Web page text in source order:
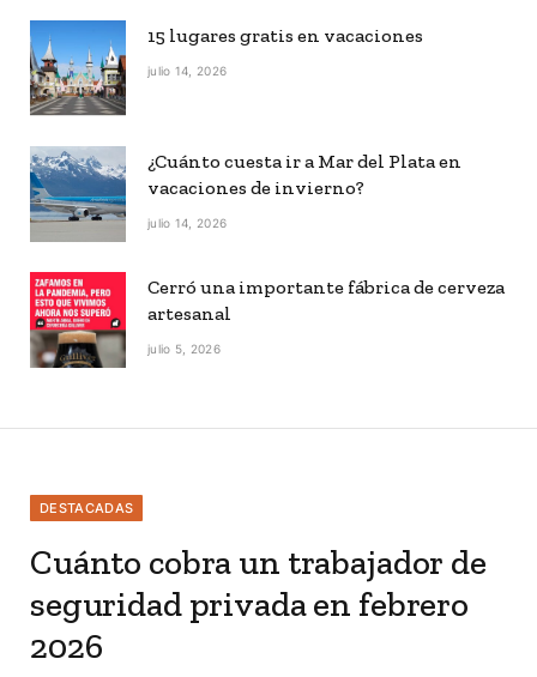
15 lugares gratis en vacaciones
julio 14, 2026
¿Cuánto cuesta ir a Mar del Plata en
vacaciones de invierno?
julio 14, 2026
Cerró una importante fábrica de cerveza
artesanal
julio 5, 2026
DESTACADAS
Cuánto cobra un trabajador de
seguridad privada en febrero
2026